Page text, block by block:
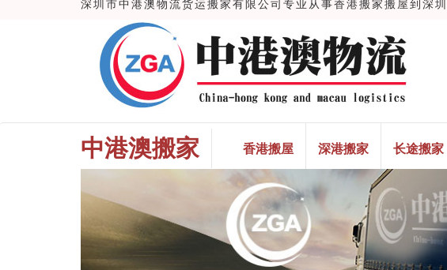
深圳市中港澳物流货运搬家有限公司专业从事香港搬家搬屋到
中港澳搬家 香港搬屋 深港搬家 长途搬家